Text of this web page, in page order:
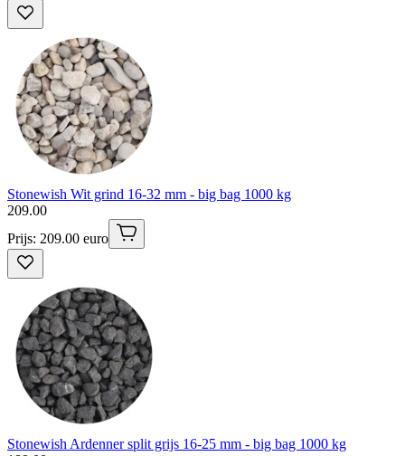
Stonewish Wit grind 16-32 mm - big bag 1000 kg
209.00
Prijs: 209.00 euro
Stonewish Ardenner split grijs 16-25 mm - big bag 1000 kg